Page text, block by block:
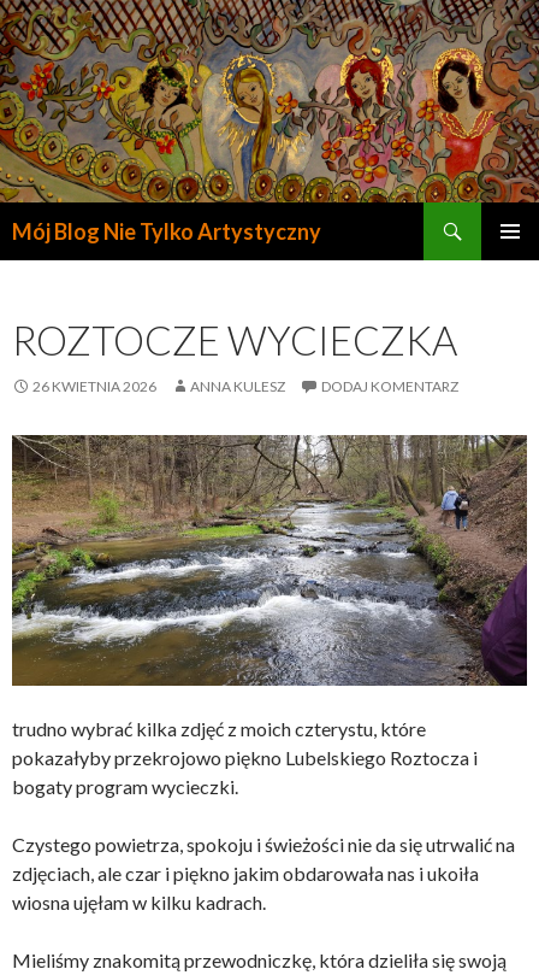
Mój Blog Nie Tylko Artystyczny
ROZTOCZE WYCIECZKA
26 KWIETNIA 2026 ANNA KULESZ DODAJ KOMENTARZ
trudno wybrać kilka zdjęć z moich czterystu, które
pokazałyby przekrojowo piękno Lubelskiego Roztocza i
bogaty program wycieczki.
Czystego powietrza, spokoju i świeżości nie da się utrwalić na
zdjęciach, ale czar i piękno jakim obdarowała nas i ukoiła
wiosna ujęłam w kilku kadrach.
Mieliśmy znakomitą przewodniczkę, która dzieliła się swoją